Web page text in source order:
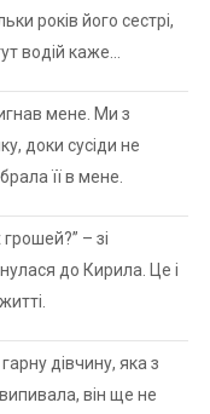
років його сестрі,
водій каже…
мене. Ми з
доки сусіди не
її в мене.
– зі
до Кирила. Це і
дівчину, яка з
він ще не